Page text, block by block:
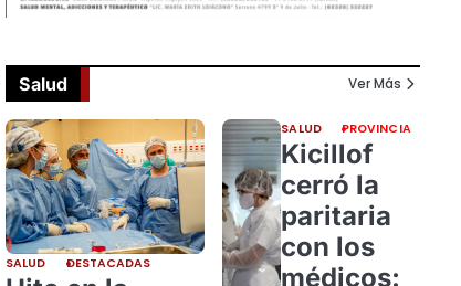
Salud Ver Más
SALUD DESTACADAS
SALUD PROVINCIA
Kicillof
cerró la
paritaria
con los
médicos: